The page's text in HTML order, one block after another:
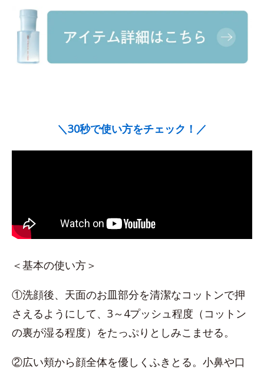
＼30秒で使い方をチェック！／
＜基本の使い方＞
①洗顔後、天面のお皿部分を清潔なコットンで押
さえるようにして、3～4プッシュ程度（コットン
の裏が湿る程度）をたっぷりとしみこませる。
②広い頬から顔全体を優しくふきとる。小鼻や口